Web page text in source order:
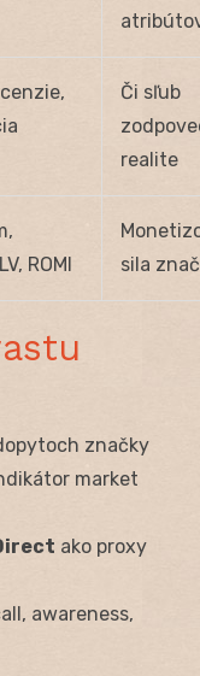
Či sľub
realite
ROMI
sila
značky
market
ako proxy
awareness,